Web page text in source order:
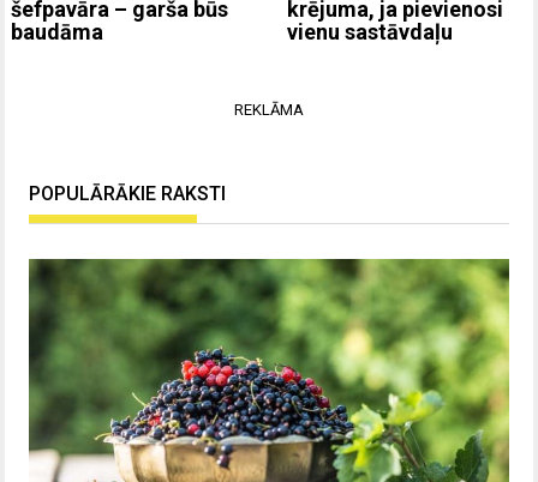
šefpavāra – garša būs
baudāma
krējuma, ja pievienosi
vienu sastāvdaļu
REKLĀMA
POPULĀRĀKIE RAKSTI